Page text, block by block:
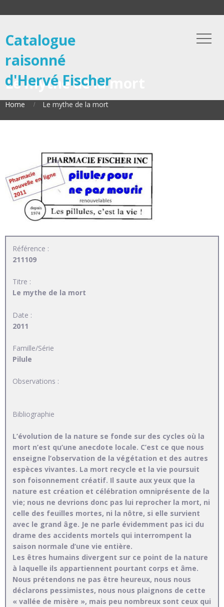
Catalogue
raisonné
d'Hervé Fischer
Le mythe de la mort
Home Le mythe de la mort
Référence :
211109
Titre :
Le mythe de la mort
Date :
2011
Famille/Série
Pilule
Observations :
Bibliographie
L’évolution de la nature se fonde sur des cycles où la
mort n’est qu’une anecdote locale. C’est ce que nous
enseigne l’observation de la végétation et des autres
espèces vivantes. La mort recycle et la vie poursuit
son foisonnement créatif. Il saute aux yeux que la
nature est création et célébration omniprésente de la
vie; nous ne devrions donc pas lui reprocher la mort, ni
celle des feuilles mortes, ni la nôtre, si elle survient
avec le grand âge. Je ne parle évidemment pas ici du
drame des accidents mortels qui interrompent la
saison normale d’une vie entière.
Les êtres humains divergent sur ce point de la nature
à laquelle ils appartiennent pourtant corps et âme.
Nous prétendons ne pas être heureux, nous nous
déclarons pessimistes, nous nous plaignons de cette
« vallée de misère », mais peu nombreux sont ceux qui